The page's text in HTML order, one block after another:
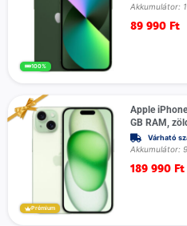
100%
Akkumulátor:
89 990 Ft
Prémium
Apple
GB RAM,
Várható
Akkumulátor:
189 990 Ft